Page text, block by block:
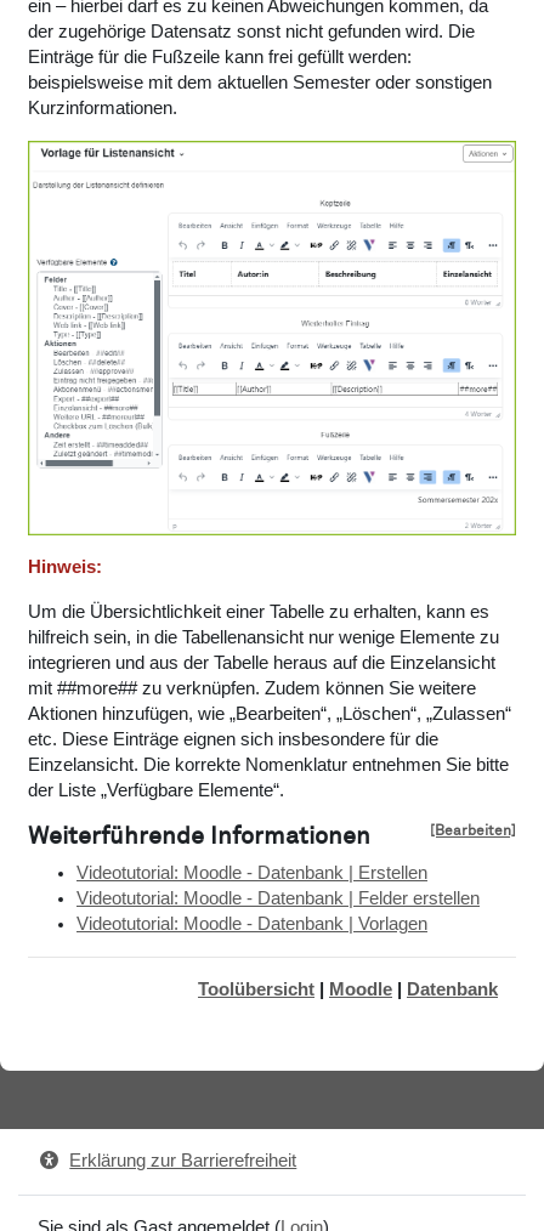
ein – hierbei darf es zu keinen Abweichungen kommen, da
der zugehörige Datensatz sonst nicht gefunden wird. Die
Einträge für die Fußzeile kann frei gefüllt werden:
beispielsweise mit dem aktuellen Semester oder sonstigen
Kurzinformationen.
Hinweis:
Um die Übersichtlichkeit einer Tabelle zu erhalten, kann es
hilfreich sein, in die Tabellenansicht nur wenige Elemente zu
integrieren und aus der Tabelle heraus auf die Einzelansicht
mit ##more## zu verknüpfen. Zudem können Sie weitere
Aktionen hinzufügen, wie „Bearbeiten“, „Löschen“, „Zulassen“
etc. Diese Einträge eignen sich insbesondere für die
Einzelansicht. Die korrekte Nomenklatur entnehmen Sie bitte
der Liste „Verfügbare Elemente“.
Weiterführende Informationen [Bearbeiten]
Videotutorial: Moodle - Datenbank | Erstellen
Videotutorial: Moodle - Datenbank | Felder erstellen
Videotutorial: Moodle - Datenbank | Vorlagen
Toolübersicht | Moodle | Datenbank
Erklärung zur Barrierefreiheit